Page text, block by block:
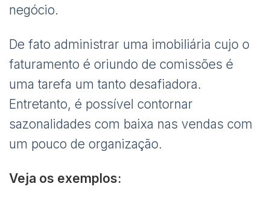
negócio.
De fato administrar uma imobiliária cujo o
faturamento é oriundo de comissões é
uma tarefa um tanto desafiadora.
Entretanto, é possível contornar
sazonalidades com baixa nas vendas com
um pouco de organização.
Veja os exemplos: